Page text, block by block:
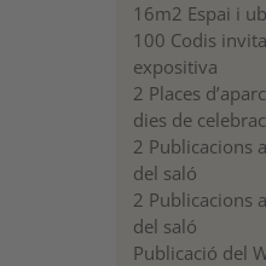
16m2 Espai i
100 Codis
expositiva
2 Places
dies de
2 Publicacions
del saló
2 Publicacions
del saló
Publicació del